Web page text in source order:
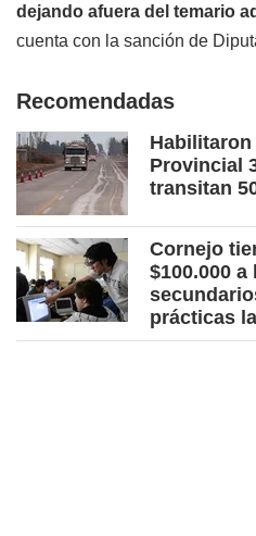
dejando afuera del temario
cuenta con la sanción de
Recomendadas
Habilitaron
Provincial
transitan
Cornejo
$100.000
prácticas